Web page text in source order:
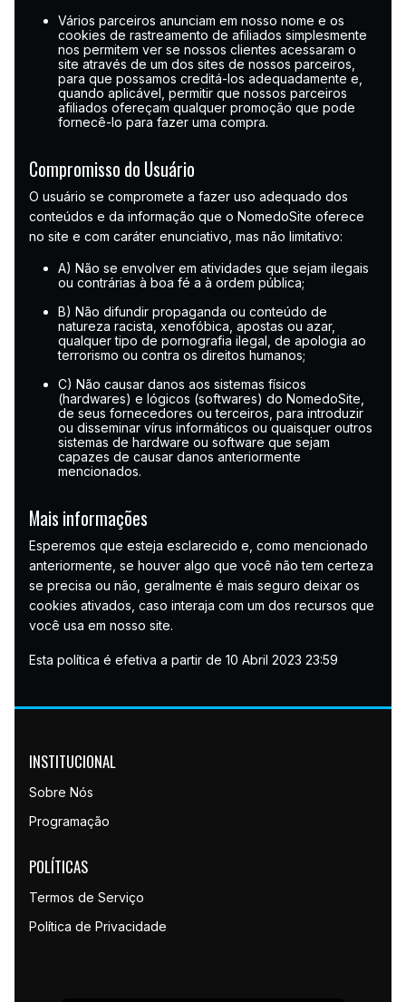
Vários parceiros anunciam em nosso nome e os
cookies de rastreamento de afiliados simplesmente
nos permitem ver se nossos clientes acessaram o
site através de um dos sites de nossos parceiros,
para que possamos creditá-los adequadamente e,
quando aplicável, permitir que nossos parceiros
afiliados ofereçam qualquer promoção que pode
fornecê-lo para fazer uma compra.
Compromisso do Usuário
O usuário se compromete a fazer uso adequado dos
conteúdos e da informação que o NomedoSite oferece
no site e com caráter enunciativo, mas não limitativo:
A) Não se envolver em atividades que sejam ilegais
ou contrárias à boa fé a à ordem pública;
B) Não difundir propaganda ou conteúdo de
natureza racista, xenofóbica, apostas ou azar,
qualquer tipo de pornografia ilegal, de apologia ao
terrorismo ou contra os direitos humanos;
C) Não causar danos aos sistemas físicos
(hardwares) e lógicos (softwares) do NomedoSite,
de seus fornecedores ou terceiros, para introduzir
ou disseminar vírus informáticos ou quaisquer outros
sistemas de hardware ou software que sejam
capazes de causar danos anteriormente
mencionados.
Mais informações
Esperemos que esteja esclarecido e, como mencionado
anteriormente, se houver algo que você não tem certeza
se precisa ou não, geralmente é mais seguro deixar os
cookies ativados, caso interaja com um dos recursos que
você usa em nosso site.
Esta política é efetiva a partir de 10 Abril 2023 23:59
INSTITUCIONAL
Sobre Nós
Programação
POLÍTICAS
Termos de Serviço
Política de Privacidade